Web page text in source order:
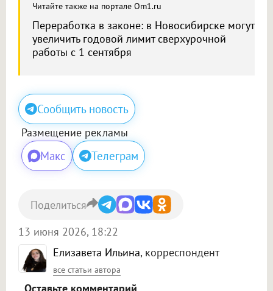
Читайте также на портале Om1.ru
Переработка в законе: в Новосибирске могут
увеличить годовой лимит сверхурочной
работы с 1 сентября
Сообщить новость
Размещение рекламы
Макс Телеграм
Елизавета Ильина, корреспондент
все статьи автора
13 июня 2026, 18:22
Поделиться